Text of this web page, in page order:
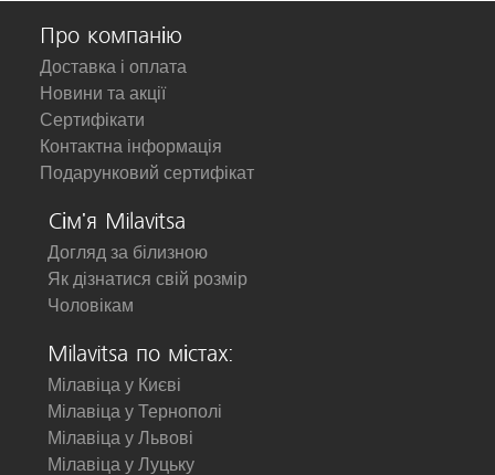
Про компанію
Доставка і оплата
Новини та акції
Сертифікати
Контактна інформація
Подарунковий сертифікат
Сім'я Milavitsa
Догляд за білизною
Як дізнатися свій розмір
Чоловікам
Milavitsa по містах:
Мілавіца у Києві
Мілавіца у Тернополі
Мілавіца у Львові
Мілавіца у Луцьку